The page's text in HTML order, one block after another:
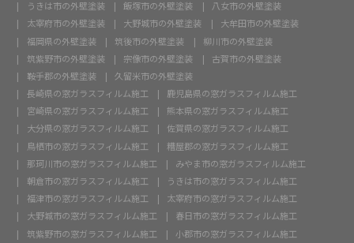
うきは市の外壁塗装
飯塚市の外壁塗装
八女市の外壁塗装
太宰府市の外壁塗装
大野城市の外壁塗装
大牟田市の外壁塗装
福岡県の外壁塗装
筑後市の外壁塗装
柳川市の外壁塗装
筑紫野市の外壁塗装
宗像市の外壁塗装
古賀市の外壁塗装
鞍手郡の外壁塗装
久留米市の外壁塗装
長崎県の窓ガラスフィルム施工
鹿児島県の窓ガラスフィルム施工
宮崎県の窓ガラスフィルム施工
熊本県の窓ガラスフィルム施工
大分県の窓ガラスフィルム施工
佐賀県の窓ガラスフィルム施工
鳥栖市の窓ガラスフィルム施工
糟屋郡の窓ガラスフィルム施工
那珂川市の窓ガラスフィルム施工
みやま市の窓ガラスフィルム施工
朝倉市の窓ガラスフィルム施工
うきは市の窓ガラスフィルム施工
福津市の窓ガラスフィルム施工
太宰府市の窓ガラスフィルム施工
大野城市の窓ガラスフィルム施工
春日市の窓ガラスフィルム施工
筑紫野市の窓ガラスフィルム施工
小郡市の窓ガラスフィルム施工